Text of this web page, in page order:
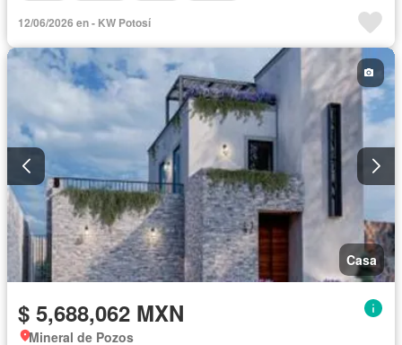
12/06/2026 en - KW Potosí
Casa
$ 5,688,062 MXN
Mineral de Pozos